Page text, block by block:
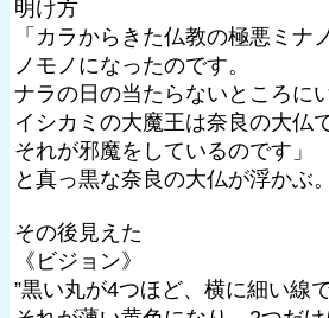
明け方
「カラからきた仏教の極悪ミナ
ノモノになったのです。
ナラの日の当たらないところに
イシカミの大魔王は奈良の大仏
それが邪魔をしているのです」
と真っ黒な奈良の大仏が浮かぶ。
その後見えた
《ビジョン》
”黒い丸が4つほど、横に細い線